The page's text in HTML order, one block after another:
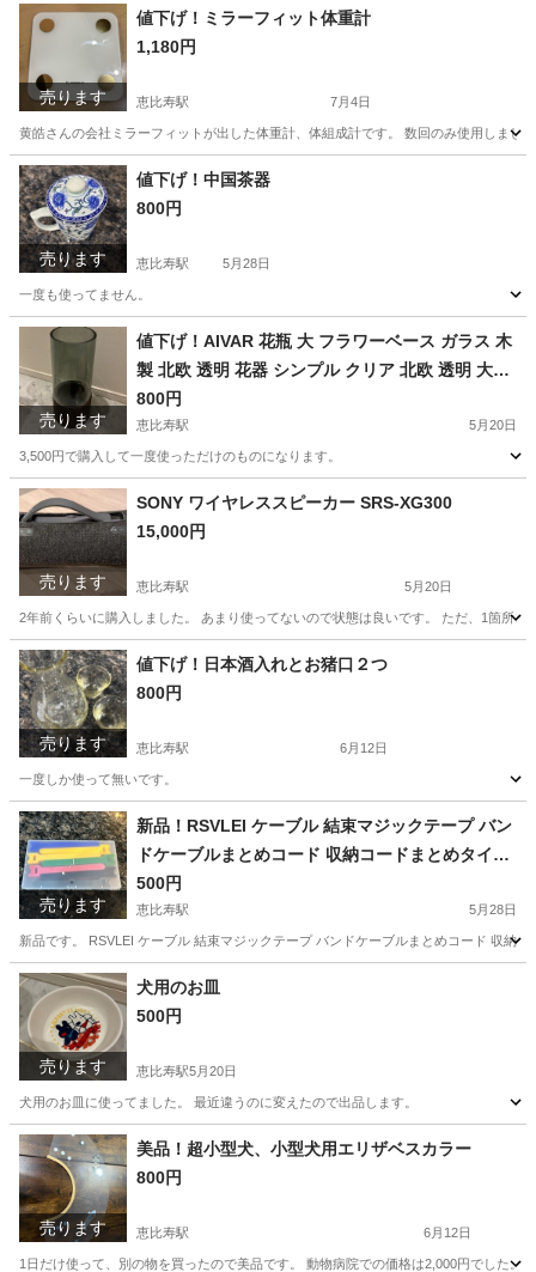
売ります
値下げ！ミラーフィット体重計
1,180円
恵比寿駅 7月4日
黄皓さんの会社ミラーフィットが出した体重計、体組成計です。 数回のみ使用しま
東京 渋谷区 恵比寿駅 美容家電
売ります
値下げ！中国茶器
800円
恵比寿駅 5月28日
一度も使ってません。
東京 渋谷区 恵比寿駅
売ります
値下げ！AIVAR 花瓶 大 フラワーベース ガラス 木
製 北欧 透明 花器 シンプル クリア 北欧 透明 大き
な インテリア 室内 大きい28cm 飾り (グリーン
+下木製)
800円
恵比寿駅 5月20日
3,500円で購入して一度使っただけのものになります。
東京 渋谷区 インテリア雑貨/小物
売ります
SONY ワイヤレススピーカー SRS-XG300
15,000円
恵比寿駅 5月20日
2年前くらいに購入しました。 あまり使ってないので状態は良いです。 ただ、1箇所
東京 渋谷区 恵比寿駅 オーディオ SRS
売ります
値下げ！日本酒入れとお猪口２つ
800円
恵比寿駅 6月12日
一度しか使って無いです。
東京 渋谷区 恵比寿駅 食器 無い
売ります
新品！RSVLEI ケーブル 結束マジックテープ バン
ドケーブルまとめコード 収納コードまとめタイラ
ップ繰り返し利用可能 マネージメントタイラップ
500円
恵比寿駅 5月28日
新品です。 RSVLEI ケーブル 結束マジックテープ バンドケーブルまとめコード 収納
東京 渋谷区 恵比寿駅
売ります
犬用のお皿
500円
恵比寿駅5月20日
犬用のお皿に使ってました。 最近違うのに変えたので出品します。
東京 渋谷区 恵比寿駅 食器
売ります
美品！超小型犬、小型犬用エリザベスカラー
800円
恵比寿駅 6月12日
1日だけ使って、別の物を買ったので美品です。 動物病院での価格は2,000円でした。